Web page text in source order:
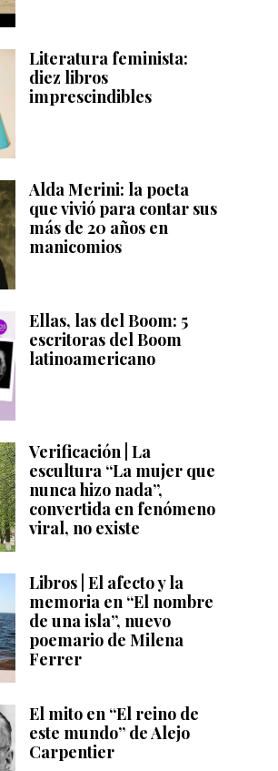
Literatura feminista:
diez libros
imprescindibles
Alda Merini: la poeta
que vivió para contar sus
más de 20 años en
manicomios
Ellas, las del Boom: 5
escritoras del Boom
latinoamericano
Verificación | La
escultura “La mujer que
nunca hizo nada”,
convertida en fenómeno
viral, no existe
Libros | El afecto y la
memoria en “El nombre
de una isla”, nuevo
poemario de Milena
Ferrer
El mito en “El reino de
este mundo” de Alejo
Carpentier